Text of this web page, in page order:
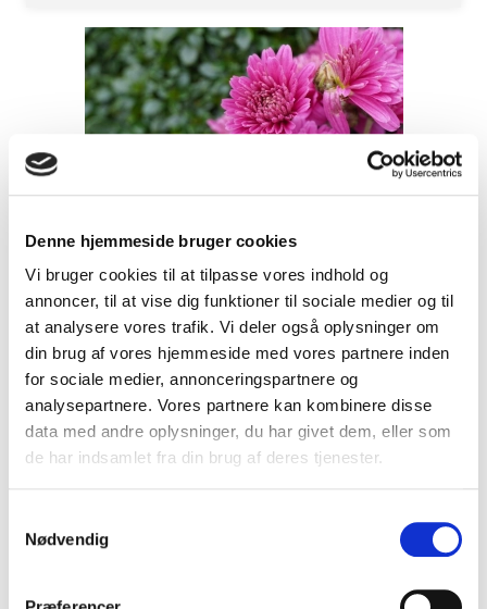
Denne hjemmeside bruger cookies
Vi bruger cookies til at tilpasse vores indhold og
annoncer, til at vise dig funktioner til sociale medier og til
at analysere vores trafik. Vi deler også oplysninger om
din brug af vores hjemmeside med vores partnere inden
for sociale medier, annonceringspartnere og
analysepartnere. Vores partnere kan kombinere disse
data med andre oplysninger, du har givet dem, eller som
de har indsamlet fra din brug af deres tjenester.
Nødvendig
Vinterasters